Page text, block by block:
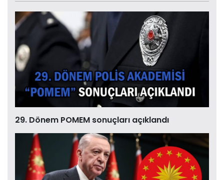
29. Dönem POMEM sonuçları açıklandı